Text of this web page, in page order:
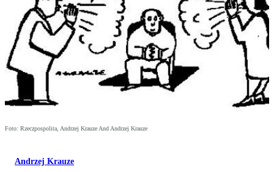
Foto: Rzeczpospolita, Andrzej Krauze And Andrzej Krauze
Andrzej Krauze